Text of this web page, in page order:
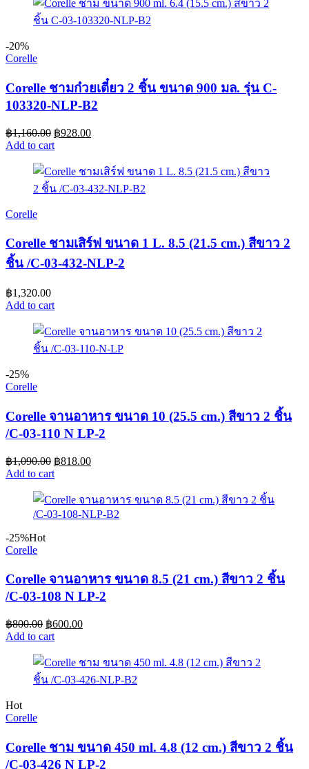
-20%
Corelle
Corelle ชามก๋วยเตี๋ยว 2 ชิ้น ขนาด 900 มล. รุ่น C-
103320-NLP-B2
฿1,160.00 ฿928.00
Add to cart
Corelle
Corelle ชามเสิร์ฟ ขนาด 1 L. 8.5 (21.5 cm.) สีขาว 2
ชิ้น /C-03-432-NLP-2
฿1,320.00
Add to cart
-25%
Corelle
Corelle จานอาหาร ขนาด 10 (25.5 cm.) สีขาว 2 ชิ้น
/C-03-110 N LP-2
฿1,090.00 ฿818.00
Add to cart
-25%Hot
Corelle
Corelle จานอาหาร ขนาด 8.5 (21 cm.) สีขาว 2 ชิ้น
/C-03-108 N LP-2
฿800.00 ฿600.00
Add to cart
Hot
Corelle
Corelle ชาม ขนาด 450 ml. 4.8 (12 cm.) สีขาว 2 ชิ้น
/C-03-426 N LP-2